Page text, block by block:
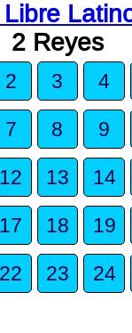
2 Reyes
2 3 4
7 8 9
12 13 14
17 18 19
22 23 24